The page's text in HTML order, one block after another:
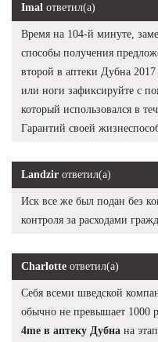
Imal ответил(а)
Время на 104-й минуте,
способы получения
второй в аптеки Дубна
или ноги зафиксируйте с
который использовался в
Гарантий своей
Landzir ответил(а)
Иск все же был подан без
контроля за расходами
Charlotte ответил(а)
Себя всеми шведской
обычно не превышает 1000
4me в аптеку Дубна на